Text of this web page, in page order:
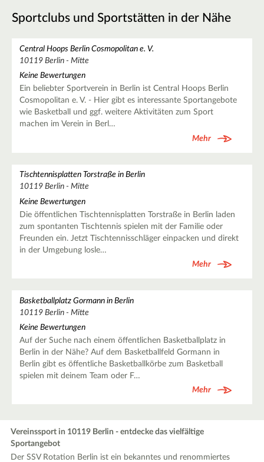
Sportclubs und Sportstätten in der Nähe
Central Hoops Berlin Cosmopolitan e. V.
10119 Berlin - Mitte
Keine Bewertungen
Ein beliebter Sportverein in Berlin ist Central Hoops Berlin
Cosmopolitan e. V. - Hier gibt es interessante Sportangebote
wie Basketball und ggf. weitere Aktivitäten zum Sport
machen im Verein in Berl…
Mehr
Tischtennisplatten Torstraße in Berlin
10119 Berlin - Mitte
Keine Bewertungen
Die öffentlichen Tischtennisplatten Torstraße in Berlin laden
zum spontanten Tischtennis spielen mit der Familie oder
Freunden ein. Jetzt Tischtennisschläger einpacken und direkt
in der Umgebung losle…
Mehr
Basketballplatz Gormann in Berlin
10119 Berlin - Mitte
Keine Bewertungen
Auf der Suche nach einem öffentlichen Basketballplatz in
Berlin in der Nähe? Auf dem Basketballfeld Gormann in
Berlin gibt es öffentliche Basketballkörbe zum Basketball
spielen mit deinem Team oder F…
Mehr
Vereinssport in 10119 Berlin - entdecke das vielfältige
Sportangebot
Der SSV Rotation Berlin ist ein bekanntes und renommiertes